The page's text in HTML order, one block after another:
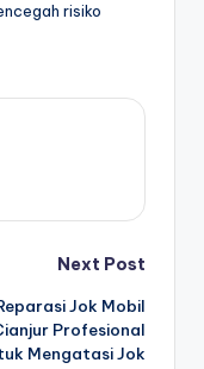
risiko
Next Post
Jok Mobil
Profesional
Mengatasi Jok